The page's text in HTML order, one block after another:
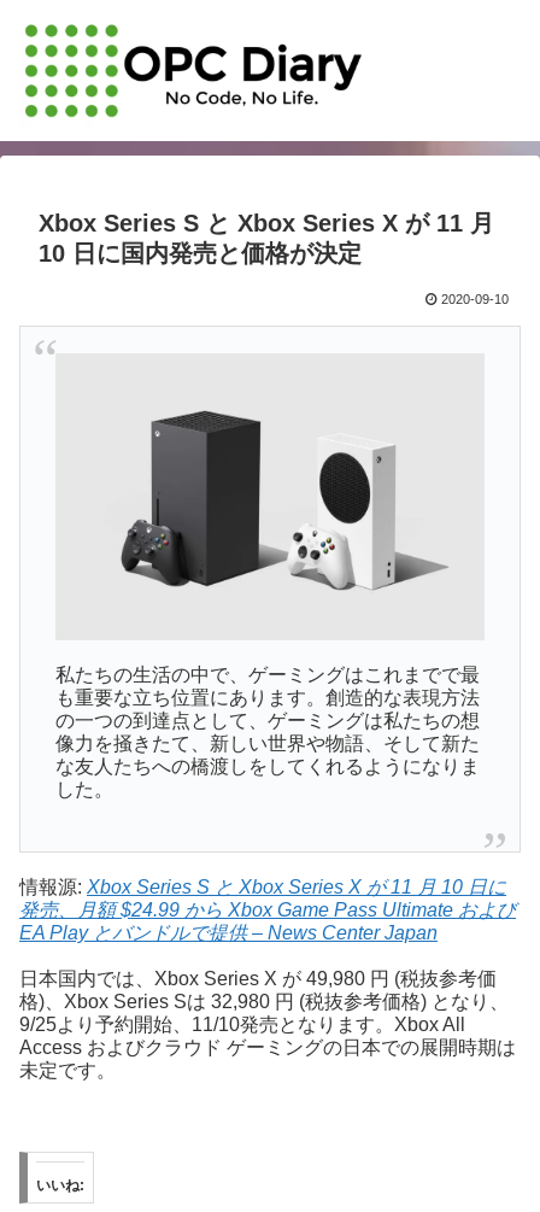
Xbox Series S と Xbox Series X が 11 月
10 日に国内発売と価格が決定
2020-09-10
私たちの生活の中で、ゲーミングはこれまでで最
も重要な立ち位置にあります。創造的な表現方法
の一つの到達点として、ゲーミングは私たちの想
像力を掻きたて、新しい世界や物語、そして新た
な友人たちへの橋渡しをしてくれるようになりま
した。
情報源: Xbox Series S と Xbox Series X が 11 月 10 日に
発売、月額 $24.99 から Xbox Game Pass Ultimate および
EA Play とバンドルで提供 – News Center Japan
日本国内では、Xbox Series X が 49,980 円 (税抜参考価
格)、Xbox Series Sは 32,980 円 (税抜参考価格) となり、
9/25より予約開始、11/10発売となります。Xbox All
Access およびクラウド ゲーミングの日本での展開時期は
未定です。
いいね: